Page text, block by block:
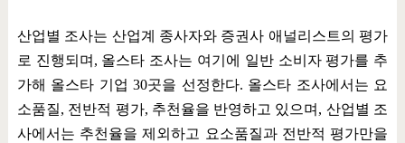
산업별 조사는 산업계 종사자와 증권사 애널리스트의 평가
로 진행되며 , 올스타 조사는 여기에 일반 소비자 평가를 추
가해 올스타 기업30곳을 선정한다. 올스타 조사에서는 요
소품질, 전반적 평가, 추천율을 반영하고 있으며 , 산업별 조
사에서는 추천율을 제외하고 요소품질과 전반적 평가만을